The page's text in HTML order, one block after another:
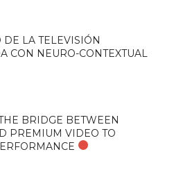
DE LA TELEVISIÓN
CON NEURO-CONTEXTUAL
BRIDGE BETWEEN
PREMIUM VIDEO TO